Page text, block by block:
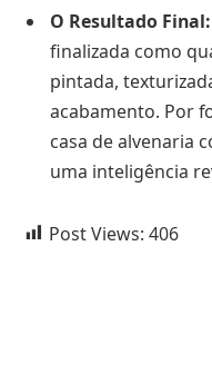
O Resultado Final:
finalizada como
pintada,
acabamento. Por
casa de alvenaria
uma inteligência
Post Views: 406